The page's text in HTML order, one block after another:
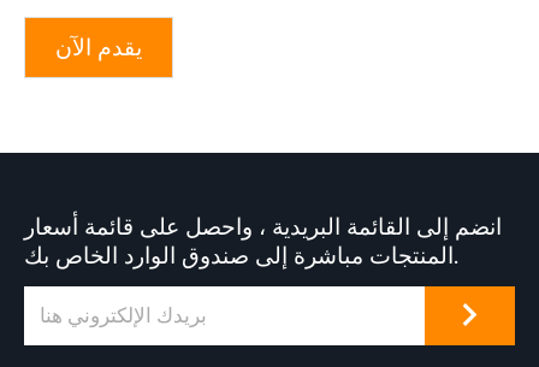
يقدم الآن
انضم إلى القائمة البريدية ، واحصل على قائمة أسعار
المنتجات مباشرة إلى صندوق الوارد الخاص بك.